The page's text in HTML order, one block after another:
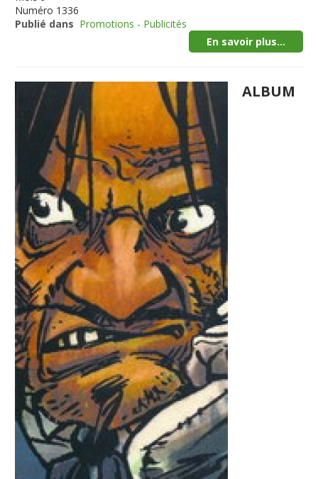
Numéro 1336
Publié dans Promotions - Publicités
En savoir plus...
ALBUM